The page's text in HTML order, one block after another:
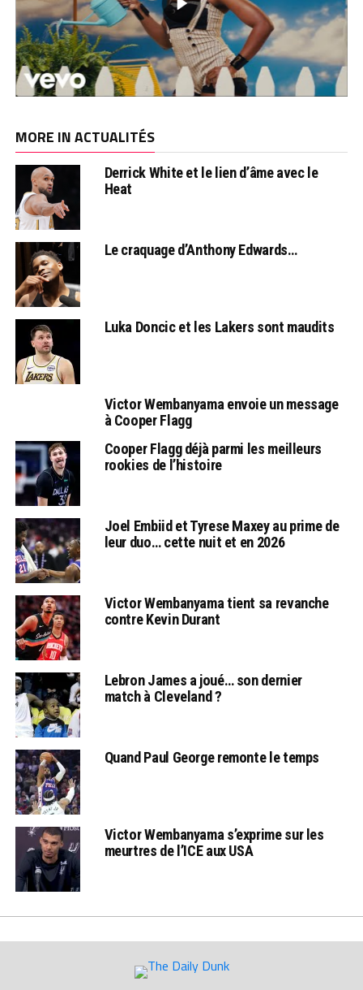
MORE IN ACTUALITÉS
Derrick White et le lien d’âme avec le
Heat
Le craquage d’Anthony Edwards…
Luka Doncic et les Lakers sont maudits
Victor Wembanyama envoie un message
à Cooper Flagg
Cooper Flagg déjà parmi les meilleurs
rookies de l’histoire
Joel Embiid et Tyrese Maxey au prime de
leur duo… cette nuit et en 2026
Victor Wembanyama tient sa revanche
contre Kevin Durant
Lebron James a joué… son dernier
match à Cleveland ?
Quand Paul George remonte le temps
Victor Wembanyama s’exprime sur les
meurtres de l’ICE aux USA